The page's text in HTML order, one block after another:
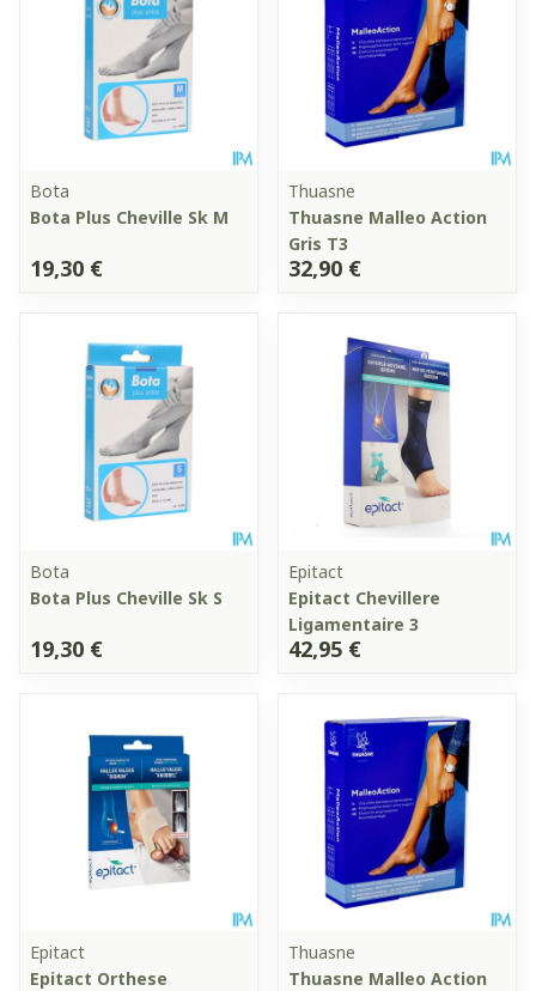
Bota
Bota Plus Cheville Sk M
19,30 €
Thuasne
Thuasne Malleo Action
Gris T3
32,90 €
Bota
Bota Plus Cheville Sk S
19,30 €
Epitact
Epitact Chevillere
Ligamentaire 3
42,95 €
Epitact
Epitact Orthese
Thuasne
Thuasne Malleo Action